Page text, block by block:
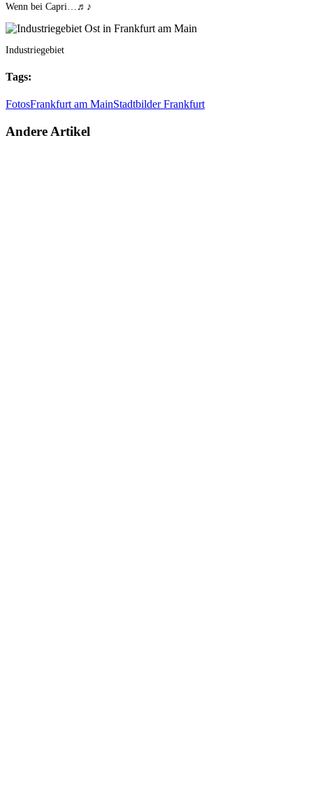
Wenn bei Capri…♬♪
Industriegebiet
Tags:
FotosFrankfurt am MainStadtbilder Frankfurt
Andere Artikel